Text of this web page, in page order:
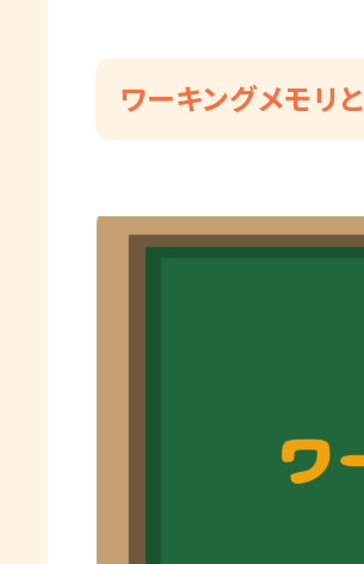
ワーキングメモリ